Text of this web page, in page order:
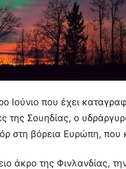
Ιούνιο που έχει
της Σουηδίας, ο
στη βόρεια Ευρώπη, που
άκρο της Φινλανδίας,